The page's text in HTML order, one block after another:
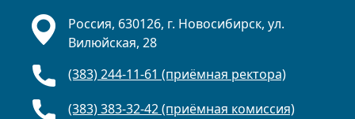
Россия, 630126, г. Новосибирск, ул.
Вилюйская, 28
(383) 244-11-61 (приёмная ректора)
(383) 383-32-42 (приёмная комиссия)